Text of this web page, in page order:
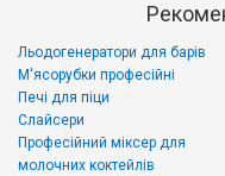
Льодогенератори для барів
М'ясорубки професійні
Печі для піци
Слайсери
Професійний міксер для
молочних коктейлів